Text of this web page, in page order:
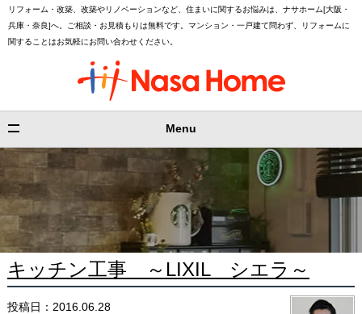
リフォーム・改築、改築やリノベーションなど、住まいに関するお悩みは、ナサホーム[大阪・
兵庫・奈良]へ。ご相談・お見積もりは無料です。マンション・一戸建て問わず、リフォームに
関することはお気軽にお問い合わせください。
Menu
キッチン工事 ～LIXIL シエラ～
投稿日：2016.06.28